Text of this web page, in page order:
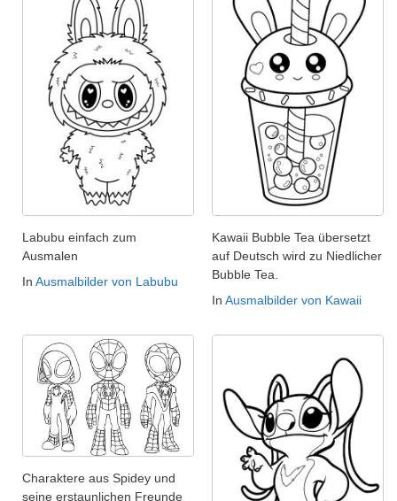
Labubu einfach zum
Ausmalen
In Ausmalbilder von Labubu
Kawaii Bubble Tea übersetzt
auf Deutsch wird zu Niedlicher
Bubble Tea.
In Ausmalbilder von Kawaii
Charaktere aus Spidey und
seine erstaunlichen Freunde